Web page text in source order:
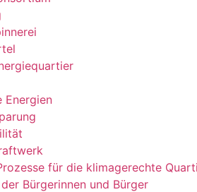
Energien
für die klimagerechte
Bürgerinnen und Bürger